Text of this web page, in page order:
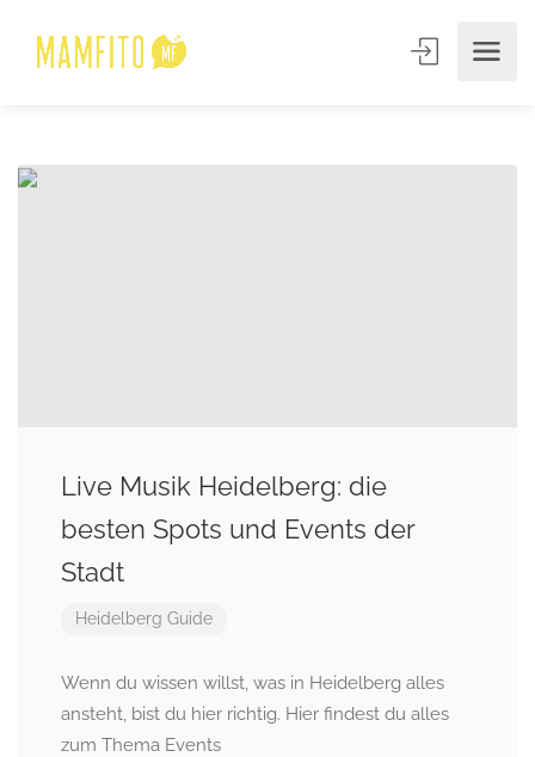
Live Musik Heidelberg: die
besten Spots und Events der
Stadt
Heidelberg Guide
Wenn du wissen willst, was in Heidelberg alles
ansteht, bist du hier richtig. Hier findest du alles
zum Thema Events